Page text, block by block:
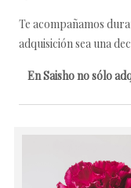
Te acompañamos
adquisición sea una
En Saisho no sólo